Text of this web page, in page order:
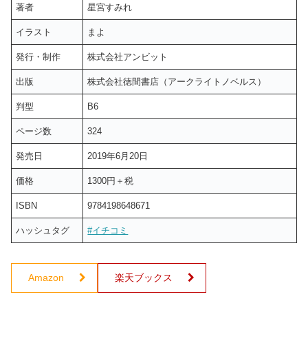
著者 星宮すみれ
イラスト まよ
発行・制作 株式会社アンビット
出版 株式会社徳間書店（アークライトノベルス）
判型 B6
ページ数 324
発売日 2019年6月20日
価格 1300円＋税
ISBN 9784198648671
ハッシュタグ #イチコミ
Amazon 楽天ブックス